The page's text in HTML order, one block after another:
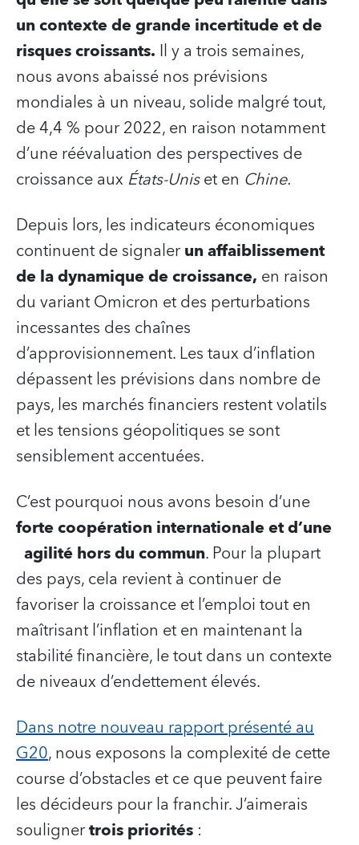
un contexte de grande incertitude et de
risques croissants. Il y a trois semaines,
nous avons abaissé nos prévisions
mondiales à un niveau, solide malgré tout,
de 4,4 % pour 2022, en raison notamment
d’une réévaluation des perspectives de
croissance aux États-Uniset en Chine.
Depuis lors, les indicateurs économiques
continuent de signalerun affaiblissement
de ladynamique de croissance, en raison
du variant Omicron et des perturbations
incessantes des chaînes
d’approvisionnement. Les taux d’inflation
dépassent les prévisions dans nombre de
pays, les marchés financiers restent volatils
et les tensions géopolitiques se sont
sensiblement accentuées.
C’est pourquoi nous avons besoin d’une
forte coopération internationale et d’une
agilité hors du commun. Pour la plupart
des pays, cela revient à continuer de
favoriser la croissance et l’emploi tout en
maîtrisant l’inflation et en maintenant la
stabilité financière, le tout dans un contexte
de niveaux d’endettement élevés.
Dans notre nouveau rapport présenté au
G20, nous exposons la complexité de cette
course d’obstacles et ce que peuvent faire
les décideurs pour la franchir. J’aimerais
soulignertroispriorités :